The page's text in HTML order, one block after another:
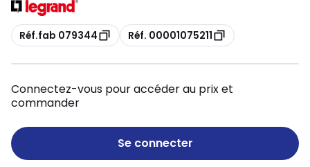
Copie
Réf.fab 079344 Copie
Réf. 00001075211
Connectez-vous pour accéder au prix et
commander
Se connecter